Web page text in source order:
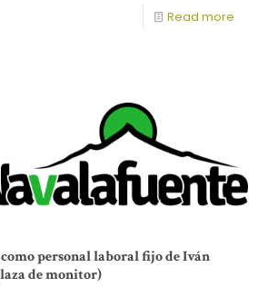
Read more
personal laboral fijo de Iván
de monitor)